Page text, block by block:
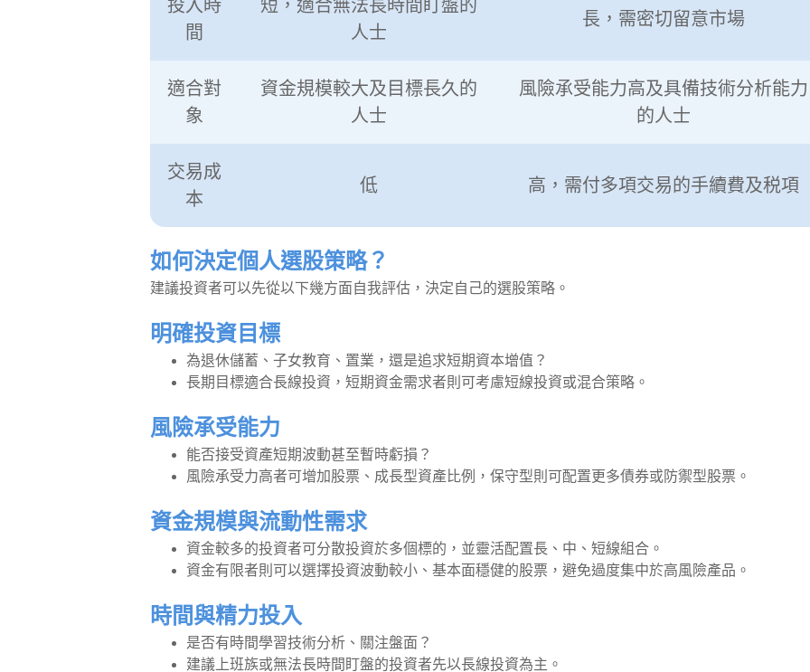
投入時
間
短，適合無法長時間盯盤的
人士
長，需密切留意市場
適合對
象
資金規模較大及目標長久的
人士
風險承受能力高及具備技術分析能力
的人士
交易成
本
低 高，需付多項交易的手續費及税項
如何決定個人選股策略？
建議投資者可以先從以下幾方面自我評估，決定自己的選股策略。
明確投資目標
為退休儲蓄、子女教育、置業，還是追求短期資本增值？
長期目標適合長線投資，短期資金需求者則可考慮短線投資或混合策略。
風險承受能力
能否接受資產短期波動甚至暫時虧損？
風險承受力高者可增加股票、成長型資產比例，保守型則可配置更多債券或防禦型股票。
資金規模與流動性需求
資金較多的投資者可分散投資於多個標的，並靈活配置長、中、短線組合。
資金有限者則可以選擇投資波動較小、基本面穩健的股票，避免過度集中於高風險產品。
時間與精力投入
是否有時間學習技術分析、關注盤面？
建議上班族或無法長時間盯盤的投資者先以長線投資為主。